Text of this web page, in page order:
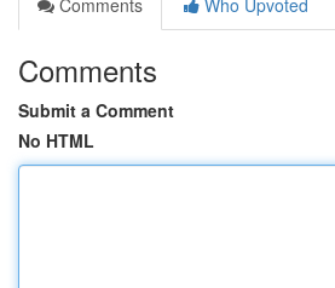
Comments
Who Upvoted
Comments
Submit a Comment
No HTML